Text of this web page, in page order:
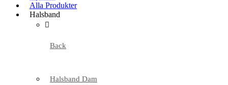
Alla Produkter
Halsband
Back
Halsband Dam